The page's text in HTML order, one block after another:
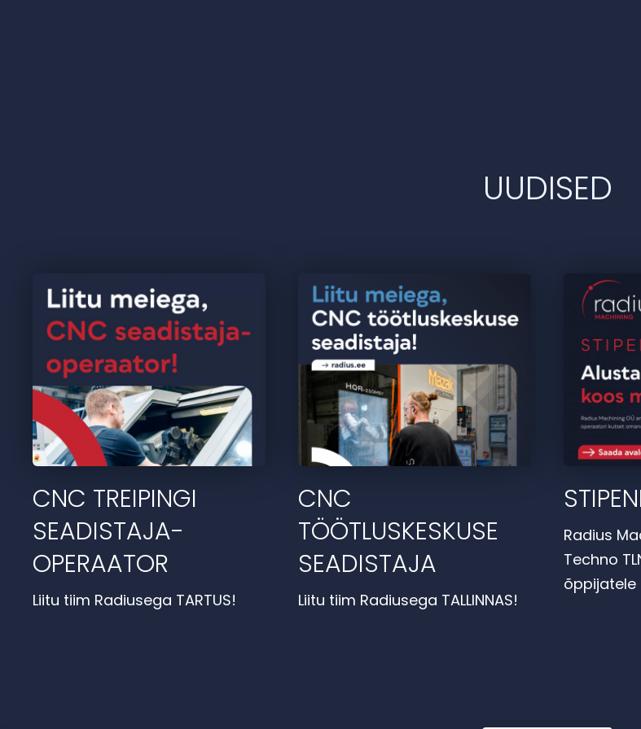
UUDISED
CNC TREIPINGI
SEADISTAJA-
OPERAATOR
Liitu tiim Radiusega TARTUS!
CNC
TÖÖTLUSKESKUSE
SEADISTAJA
Liitu tiim Radiusega TALLINNAS!
Radius
Techno
õppijatele